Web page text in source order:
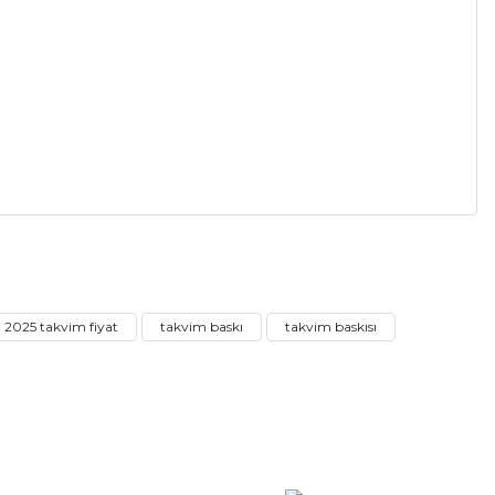
2025 takvim fiyat takvim baskı
takvim baskısı